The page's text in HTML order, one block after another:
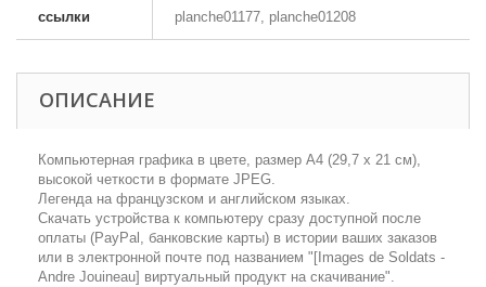
ссылки planche01177, planche01208
ОПИСАНИЕ
Компьютерная графика в цвете, размер А4 (29,7 х 21 см),
высокой четкости в формате JPEG.
Легенда на французском и английском языках.
Скачать устройства к компьютеру сразу доступной после
оплаты (PayPal, банковские карты) в истории ваших заказов
или в электронной почте под названием "[Images de Soldats -
Аndre Jouineau] виртуальный продукт на скачивание".